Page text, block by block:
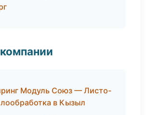
Модуль Союз — Листо-
в Кызыл